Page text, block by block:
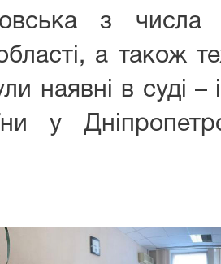
з числа
а також
наявні в суді
у